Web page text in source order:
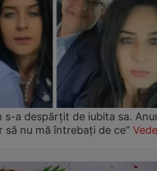
s-a despărțit de iubita sa.
să nu mă întrebați de ce”